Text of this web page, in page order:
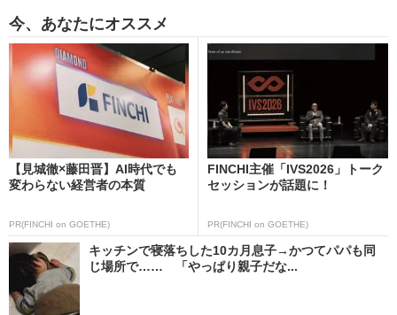
今、あなたにオススメ
【見城徹×藤田晋】AI時代でも
変わらない経営者の本質
PR(FINCHI on GOETHE)
FINCHI主催「IVS2026」トーク
セッションが話題に！
PR(FINCHI on GOETHE)
キッチンで寝落ちした10カ月息子→かつてパパも同
じ場所で…… 「やっぱり親子だな...